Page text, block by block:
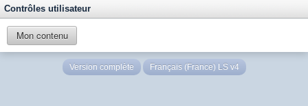
Contrôles utilisateur
Mon contenu
Version complète Français (France) LS v4